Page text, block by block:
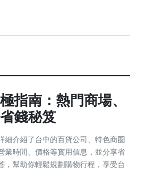
指南：熱門商場、
錢秘笈
細介紹了台中的百貨公司、特色商圈
業時間、價格等實用信息，並分享省
，幫助你輕鬆規劃購物行程，享受台